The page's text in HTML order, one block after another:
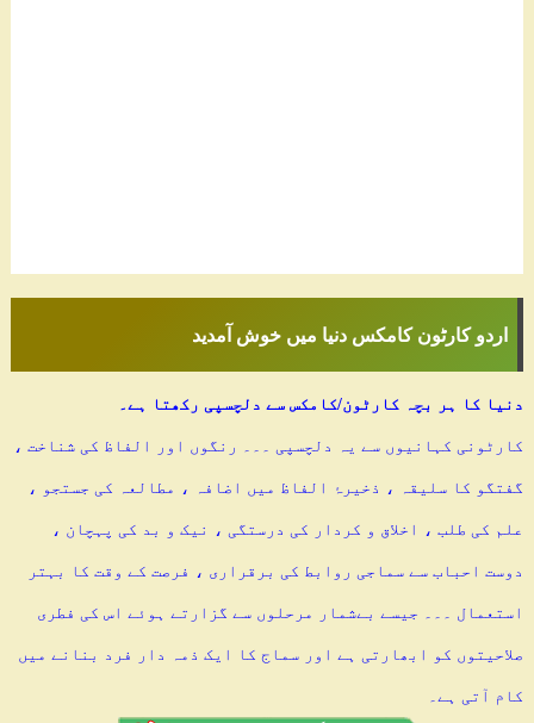
اردو کارٹون کامکس دنیا میں خوش آمدید
دنیا کا ہر بچہ کارٹون/کامکس سے دلچسپی رکھتا ہے۔
کارٹونی کہانیوں سے یہ دلچسپی ۔۔۔ رنگوں اور الفاظ کی شناخت ،
گفتگو کا سلیقہ ، ذخیرۂ الفاظ میں اضافہ ، مطالعہ کی جستجو ،
علم کی طلب ، اخلاق و کردار کی درستگی ، نیک و بد کی پہچان ،
دوست احباب سے سماجی روابط کی برقراری ، فرصت کے وقت کا بہتر
استعمال ۔۔۔ جیسے بےشمار مرحلوں سے گزارتے ہوئے اس کی فطری
صلاحیتوں کو ابھارتی ہے اور سماج کا ایک ذمہ دار فرد بنانے میں
کام آتی ہے۔